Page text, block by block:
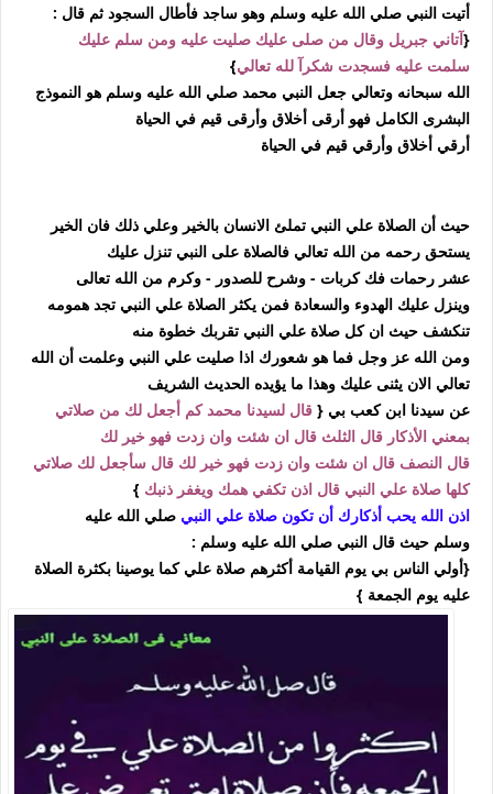
أتيت النبي صلي الله عليه وسلم وهو ساجد فأطال السجود ثم قال :
{آتاني جبريل وقال من صلى عليك صليت عليه ومن سلم عليك
سلمت عليه فسجدت شكرآ لله تعالي}
الله سبحانه وتعالي جعل النبي محمد صلي الله عليه وسلم هو النموذج
البشرى الكامل فهو أرقى أخلاق وأرقى قيم في الحياة
أرقي أخلاق وأرقي قيم في الحياة
حيث أن الصلاة علي النبي تملئ الانسان بالخير وعلي ذلك فان الخير
يستحق رحمه من الله تعالي فالصلاة على النبي تنزل عليك
عشر رحمات فك كربات - وشرح للصدور - وكرم من الله تعالى
وينزل عليك الهدوء والسعادة فمن يكثر الصلاة علي النبي تجد همومه
تنكشف حيث ان كل صلاة علي النبي تقربك خطوة منه
ومن الله عز وجل فما هو شعورك اذا صليت علي النبي وعلمت أن الله
تعالي الان يثنى عليك وهذا ما يؤيده الحديث الشريف
عن سيدنا ابن كعب بي { قال لسيدنا محمد كم أجعل لك من صلاتي
بمعني الأذكار قال الثلث قال ان شئت وان زدت فهو خير لك
قال النصف قال ان شئت وان زدت فهو خير لك قال سأجعل لك صلاتي
كلها صلاة علي النبي قال اذن تكفي همك ويغفر ذنبك }
اذن الله يحب أذكارك أن تكون صلاة علي النبي صلي الله عليه
وسلم حيث قال النبي صلي الله عليه وسلم :
{أولي الناس بي يوم القيامة أكثرهم صلاة عليكما يوصينا بكثرة الصلاة
عليه يوم الجمعة }